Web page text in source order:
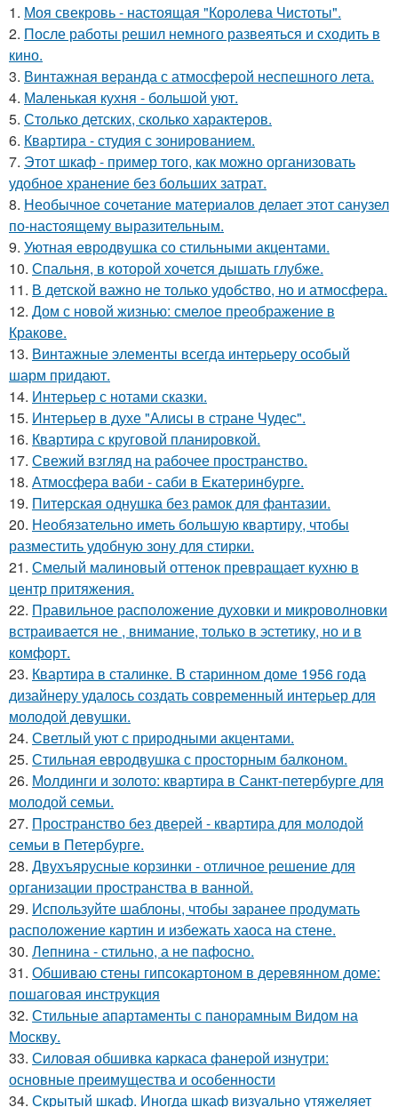
1. Моя свекровь - настоящая "Королева Чистоты".
2. После работы решил немного развеяться и сходить в
кино.
3. Винтажная веранда с атмосферой неспешного лета.
4. Маленькая кухня - большой уют.
5. Столько детских, сколько характеров.
6. Квартира - студия с зонированием.
7. Этот шкаф - пример того, как можно организовать
удобное хранение без больших затрат.
8. Необычное сочетание материалов делает этот санузел
по-настоящему выразительным.
9. Уютная евродвушка со стильными акцентами.
10. Спальня, в которой хочется дышать глубже.
11. В детской важно не только удобство, но и атмосфера.
12. Дом с новой жизнью: смелое преображение в
Кракове.
13. Винтажные элементы всегда интерьеру особый
шарм придают.
14. Интерьер с нотами сказки.
15. Интерьер в духе "Алисы в стране Чудес".
16. Квартира с круговой планировкой.
17. Свежий взгляд на рабочее пространство.
18. Атмосфера ваби - саби в Екатеринбурге.
19. Питерская однушка без рамок для фантазии.
20. Необязательно иметь большую квартиру, чтобы
разместить удобную зону для стирки.
21. Смелый малиновый оттенок превращает кухню в
центр притяжения.
22. Правильное расположение духовки и микроволновки
встраивается не , внимание, только в эстетику, но и в
комфорт.
23. Квартира в сталинке. В старинном доме 1956 года
дизайнеру удалось создать современный интерьер для
молодой девушки.
24. Светлый уют с природными акцентами.
25. Стильная евродвушка с просторным балконом.
26. Молдинги и золото: квартира в Санкт-петербурге для
молодой семьи.
27. Пространство без дверей - квартира для молодой
семьи в Петербурге.
28. Двухъярусные корзинки - отличное решение для
организации пространства в ванной.
29. Используйте шаблоны, чтобы заранее продумать
расположение картин и избежать хаоса на стене.
30. Лепнина - стильно, а не пафосно.
31. Обшиваю стены гипсокартоном в деревянном доме:
пошаговая инструкция
32. Стильные апартаменты с панорамным Видом на
Москву.
33. Силовая обшивка каркаса фанерой изнутри:
основные преимущества и особенности
34. Скрытый шкаф. Иногда шкаф визуально утяжеляет